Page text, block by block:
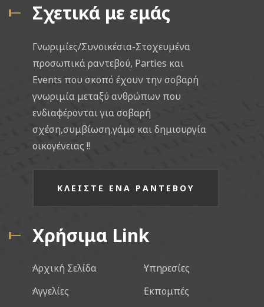
Σχετικά με εμάς
Γνωριμίες/Συνοικέσια-Στοχευμένα
προσωπικά ραντεβού, Parties και
Events που σκοπό έχουν την σοβαρή
γνωριμία μεταξύ ανθρώπων που
ενδιαφέρονται για σοβαρή
σχέση,συμβίωση,γάμο και δημιουργία
οικογένειας !!
ΚΛΕΙΣΤΕ ΕΝΑ ΡΑΝΤΕΒΟΥ
Χρήσιμα Link
Αρχική Σελίδα
Υπηρεσίες
Αγγελίες
Εκπομπές